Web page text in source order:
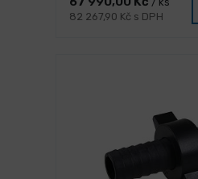
82 267,90 Kč s DPH